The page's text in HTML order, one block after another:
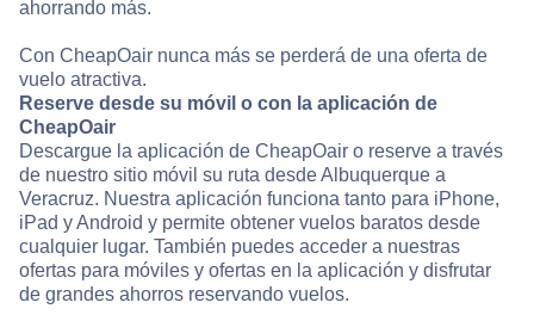
ahorrando más.
Con CheapOair nunca más se perderá de una oferta de
vuelo atractiva.
Reserve desde su móvil o con la aplicación de
CheapOair
Descargue la aplicación de CheapOair o reserve a través
de nuestro sitio móvil su ruta desde Albuquerque a
Veracruz. Nuestra aplicación funciona tanto para iPhone,
iPad y Android y permite obtener vuelos baratos desde
cualquier lugar. También puedes acceder a nuestras
ofertas para móviles y ofertas en la aplicación y disfrutar
de grandes ahorros reservando vuelos.